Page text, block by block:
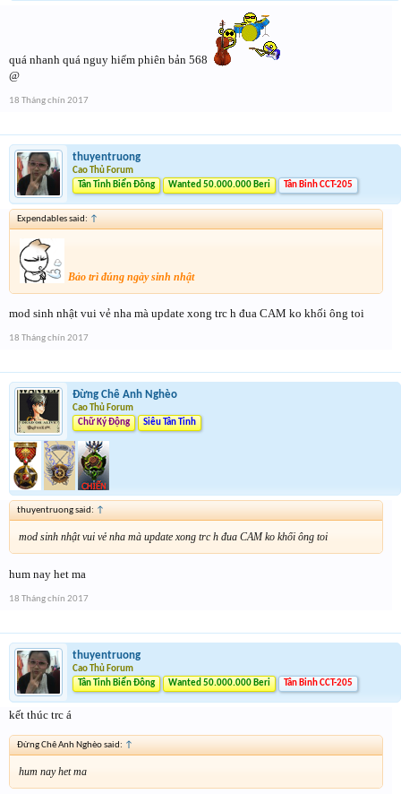
quá nhanh quá nguy hiểm phiên bản 568
@
18 Tháng chín 2017
thuyentruong
Cao Thủ Forum
Tân Tinh Biển Đông
Wanted 50.000.000 Beri Tân Binh CCT-205
Expendables said: ↑
Bảo trì đúng ngày sinh nhật
mod sinh nhật vui vẻ nha mà update xong trc h đua CAM ko khối ông toi
18 Tháng chín 2017
Đừng Chê Anh Nghèo
Cao Thủ Forum
Chữ Ký Động
Siêu Tân Tinh
thuyentruong said: ↑
mod sinh nhật vui vẻ nha mà update xong trc h đua CAM ko khối ông toi
hum nay het ma
18 Tháng chín 2017
thuyentruong
Cao Thủ Forum
Tân Tinh Biển Đông
Wanted 50.000.000 Beri Tân Binh CCT-205
kết thúc trc á
Đừng Chê Anh Nghèo said: ↑
hum nay het ma